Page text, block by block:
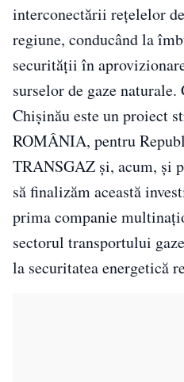
interconectării rețelelor
regiune, conducând la
securității în
surselor de gaze
Chișinău este un proiect
ROMÂNIA, pentru
TRANSGAZ și, acum, și
să finalizăm această
prima companie
sectorul transportului
la securitatea energetică